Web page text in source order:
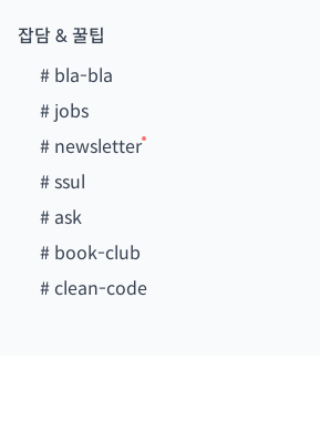
잡담 & 꿀팁
# bla-bla
# jobs
# newsletter
#ssul
# ask
# book-club
#clean-code